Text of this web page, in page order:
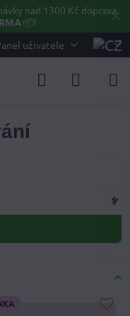
✕
nad 1300 Kč doprava
📦!
uživatele